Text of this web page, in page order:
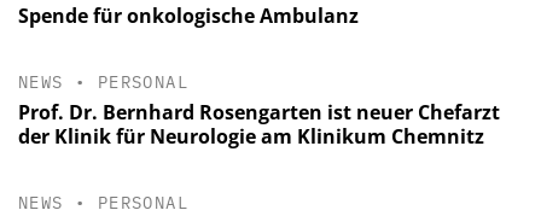
Spende für onkologische Ambulanz
NEWS • PERSONAL
Prof. Dr. Bernhard Rosengarten ist neuer Chefarzt
der Klinik für Neurologie am Klinikum Chemnitz
NEWS • PERSONAL